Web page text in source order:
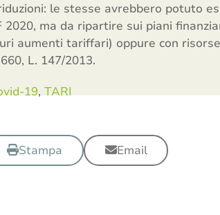
le stesse avrebbero potuto
2020, ma da ripartire sui piani
aumenti tariffari) oppure con
L. 147/2013.
19, TARI
Stampa Email